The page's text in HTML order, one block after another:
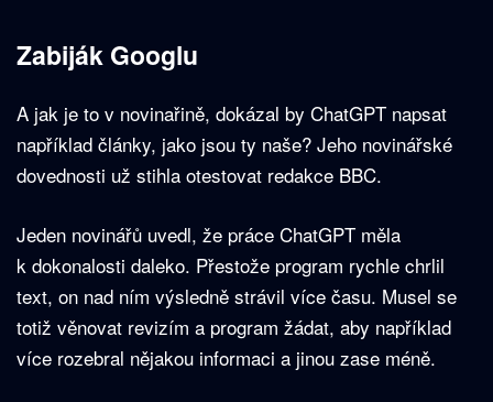
Zabiják Googlu
A jak je to v novinařině, dokázal by ChatGPT napsat
například články, jako jsou ty naše? Jeho novinářské
dovednosti už stihla otestovat redakce BBC.
Jeden novinářů uvedl, že práce ChatGPT měla
k dokonalosti daleko. Přestože program rychle chrlil
text, on nad ním výsledně strávil více času. Musel se
totiž věnovat revizím a program žádat, aby například
více rozebral nějakou informaci a jinou zase méně.